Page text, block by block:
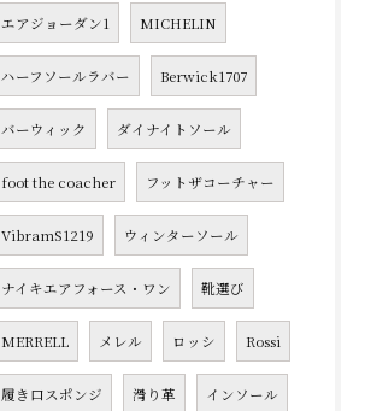
エアジョーダン1 MICHELIN
ハーフソールラバー Berwick1707
バーウィック ダイナイトソール
foot the coacher フットザコーチャー
VibramS1219 ウィンターソール
ナイキエアフォース・ワン 靴選び
MERRELL メレル ロッシ Rossi
履き口スポンジ 滑り革 インソール